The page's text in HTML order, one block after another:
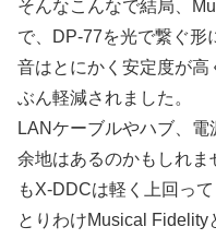
そんなこんなで結局、
で、DP-77を光で繋ぐ形
音はとにかく安定度が
ぶん軽減されました。
LANケーブルやハブ、
余地はあるのかもしれ
もX-DDCは軽く上回って
とりわけMusical Fidelity